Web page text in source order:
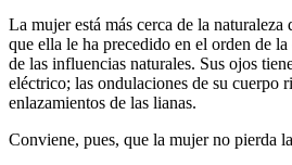
La mujer está más cerca de la
que ella le ha precedido en el orden de
de las influencias naturales. Sus ojos
eléctrico; las ondulaciones de su
enlazamientos de las lianas.
Conviene, pues, que la mujer no pierda